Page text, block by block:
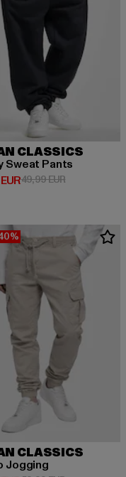
CLASSICS
Sweat Pants
Preis: 28,99 EUR
49,99 EURAktionspreis:
CLASSICS
Jogging